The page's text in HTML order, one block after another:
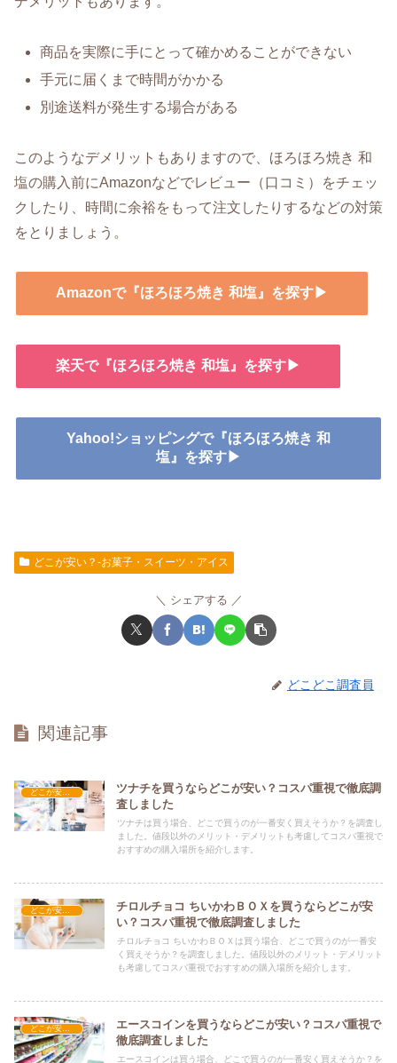
商品を実際に手にとって確かめることができない
手元に届くまで時間がかかる
別途送料が発生する場合がある
このようなデメリットもありますので、ほろほろ焼き 和
塩の購入前にAmazonなどでレビュー（口コミ）をチェッ
クしたり、時間に余裕をもって注文したりするなどの対策
をとりましょう。
Amazonで『ほろほろ焼き 和塩』を探す▶
楽天で『ほろほろ焼き 和塩』を探す▶
Yahoo!ショッピングで『ほろほろ焼き 和
塩』を探す▶
どこが安い？-お菓子・スイーツ・アイス
シェアする
どこどこ調査員
関連記事
どこが安い？-お菓子・スイーツ・アイス
ツナチを買うならどこが安い？コスパ重視で徹底調
査しました
ツナチは買う場合、どこで買うのが一番安く買えそうか？を調査し
ました。値段以外のメリット・デメリットも考慮してコスパ重視で
おすすめの購入場所を紹介します。
どこが安い？-お菓子・スイーツ・アイス
チロルチョコ ちいかわＢＯＸを買うならどこが安
い？コスパ重視で徹底調査しました
チロルチョコ ちいかわＢＯＸは買う場合、どこで買うのが一番安
く買えそうか？を調査しました。値段以外のメリット・デメリット
も考慮してコスパ重視でおすすめの購入場所を紹介します。
どこが安い？-お菓子・スイーツ・アイス
エースコインを買うならどこが安い？コスパ重視で
徹底調査しました
エースコインは買う場合、どこで買うのが一番安く買えそうか？を